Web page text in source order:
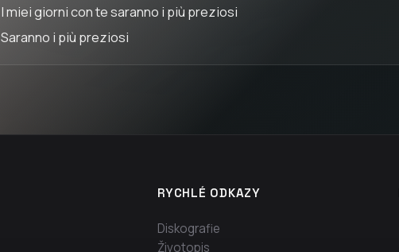
I miei giorni con te saranno i più preziosi
Saranno i più preziosi
RYCHLÉ ODKAZY
Diskografie
Životopis